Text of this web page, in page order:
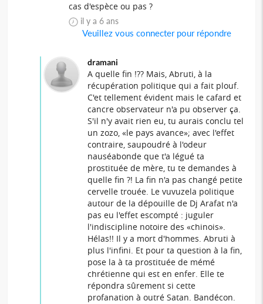
cas d'espèce ou pas ?
il y a 6 ans
Veuillez vous connecter pour répondre
dramani
A quelle fin !?? Mais, Abruti, à la
récupération politique qui a fait plouf.
C'et tellement évident mais le cafard et
cancre observateur n'a pu observer ça.
S'il n'y avait rien eu, tu aurais conclu tel
un zozo, «le pays avance»; avec l'effet
contraire, saupoudré à l'odeur
nauséabonde que t'a légué ta
prostituée de mère, tu te demandes à
quelle fin ?! La fin n'a pas changé petite
cervelle trouée. Le vuvuzela politique
autour de la dépouille de Dj Arafat n'a
pas eu l'effet escompté : juguler
l'indiscipline notoire des «chinois».
Hélas!! Il y a mort d'hommes. Abruti à
plus l'infini. Et pour ta question à la fin,
pose la à ta prostituée de mémé
chrétienne qui est en enfer. Elle te
répondra sûrement si cette
profanation à outré Satan. Bandécon.